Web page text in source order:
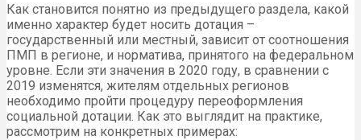
Как становится понятно из предыдущего раздела, какой
именно характер будет носить дотация –
государственный или местный, зависит от соотношения
ПМП в регионе, и норматива, принятого на федеральном
уровне. Если эти значения в 2020 году, в сравнении с
2019 изменятся, жителям отдельных регионов
необходимо пройти процедуру переоформления
социальной дотации. Как это выглядит на практике,
рассмотрим на конкретных примерах: